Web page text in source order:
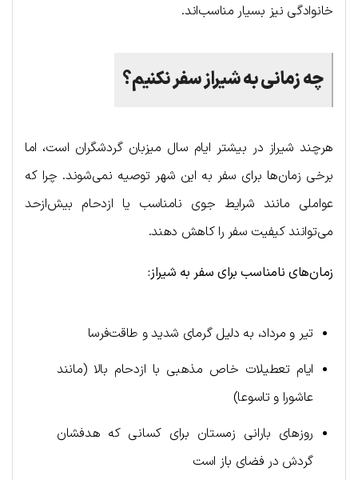
خانوادگی نیز بسیار مناسب‌اند.
چه زمانی به شیراز سفر نکنیم؟
هرچند شیراز در بیشتر ایام سال میزبان گردشگران است، اما
برخی زمان‌ها برای سفر به این شهر توصیه نمی‌شوند. چرا که
عواملی مانند شرایط جوی نامناسب یا ازدحام بیش‌ازحد
می‌توانند کیفیت سفر را کاهش دهند.
زمان‌های نامناسب برای سفر به شیراز:
تیر و مرداد، به دلیل گرمای شدید و طاقت‌فرسا
ایام تعطیلات خاص مذهبی با ازدحام بالا (مانند
عاشورا و تاسوعا)
روزهای بارانی زمستان برای کسانی که هدفشان
گردش در فضای باز است